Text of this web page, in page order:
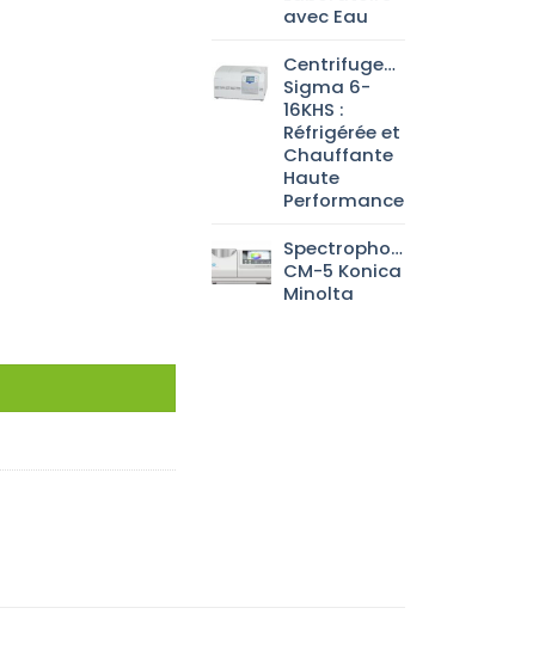
avec Eau
Centrifugeuse
Sigma 6-
16KHS :
Réfrigérée et
Chauffante
Haute
Performance
Spectrophotomètre
CM-5 Konica
Minolta